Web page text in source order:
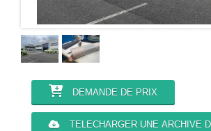
DEMANDE DE PRIX
TELECHARGER UNE ARCHIVE